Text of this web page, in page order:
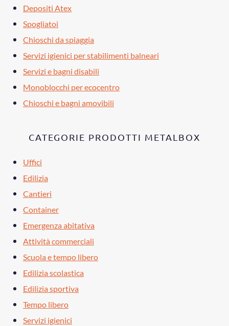
Depositi Atex
Spogliatoi
Chioschi da spiaggia
Servizi igienici per stabilimenti balneari
Servizi e bagni disabili
Monoblocchi per ecocentro
Chioschi e bagni amovibili
CATEGORIE PRODOTTI METALBOX
Uffici
Edilizia
Cantieri
Container
Emergenza abitativa
Attività commerciali
Scuola e tempo libero
Edilizia scolastica
Edilizia sportiva
Tempo libero
Servizi igienici